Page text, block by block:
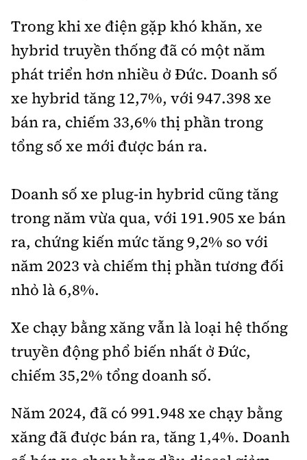
Trong khi xe điện gặp khó khăn, xe
hybrid truyền thống đã có một năm
phát triển hơn nhiều ở Đức. Doanh số
xe hybrid tăng 12,7%, với 947.398 xe
bán ra, chiếm 33,6% thị phần trong
tổng số xe mới được bán ra.
Doanh số xe plug-in hybrid cũng tăng
trong năm vừa qua, với 191.905 xe bán
ra, chứng kiến mức tăng 9,2% so với
năm 2023 và chiếm thị phần tương đối
nhỏ là 6,8%.
Xe chạy bằng xăng vẫn là loại hệ thống
truyền động phổ biến nhất ở Đức,
chiếm 35,2% tổng doanh số.
Năm 2024, đã có 991.948 xe chạy bằng
xăng đã được bán ra, tăng 1,4%. Doanh